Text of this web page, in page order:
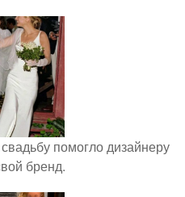
помогло дизайнеру
бренд.